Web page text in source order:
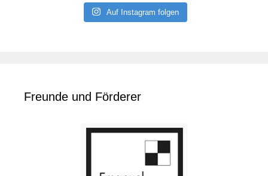
Auf Instagram folgen
Freunde und Förderer